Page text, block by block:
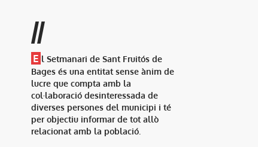
//
E l Setmanari de Sant Fruitós de
Bages és una entitat sense ànim de
lucre que compta amb la
col·laboració desinteressada de
diverses persones del municipi i té
per objectiu informar de tot allò
relacionat amb la població.